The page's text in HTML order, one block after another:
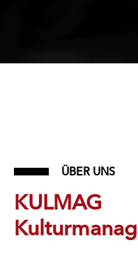
ÜBER UNS
KULMAG